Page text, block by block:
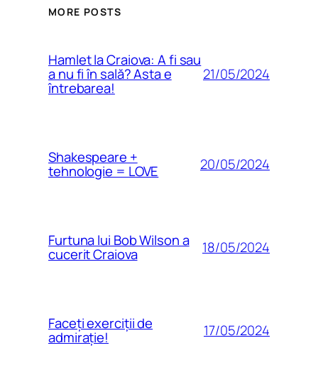
MORE POSTS
Hamlet la Craiova: A fi sau
a nu fi în sală? Asta e
întrebarea!
21/05/2024
Shakespeare +
tehnologie = LOVE 20/05/2024
Furtuna lui Bob Wilson a
cucerit Craiova 18/05/2024
Faceți exerciții de
admirație! 17/05/2024